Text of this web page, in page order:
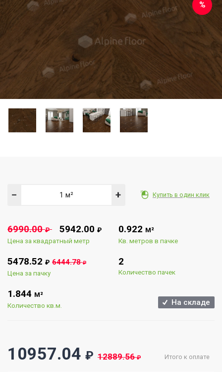
Купить в один клик
− +
6990.00 ₽ 5942.00 ₽
Цена за квадратный метр
0.922 М²
Кв. метров в пачке
5478.52 ₽ 6444.78₽
Цена за пачку
2
Количество пачек
1.844 М²
Количество кв.м. На складе
Итого к оплате
10957.04 ₽ 12889.56₽